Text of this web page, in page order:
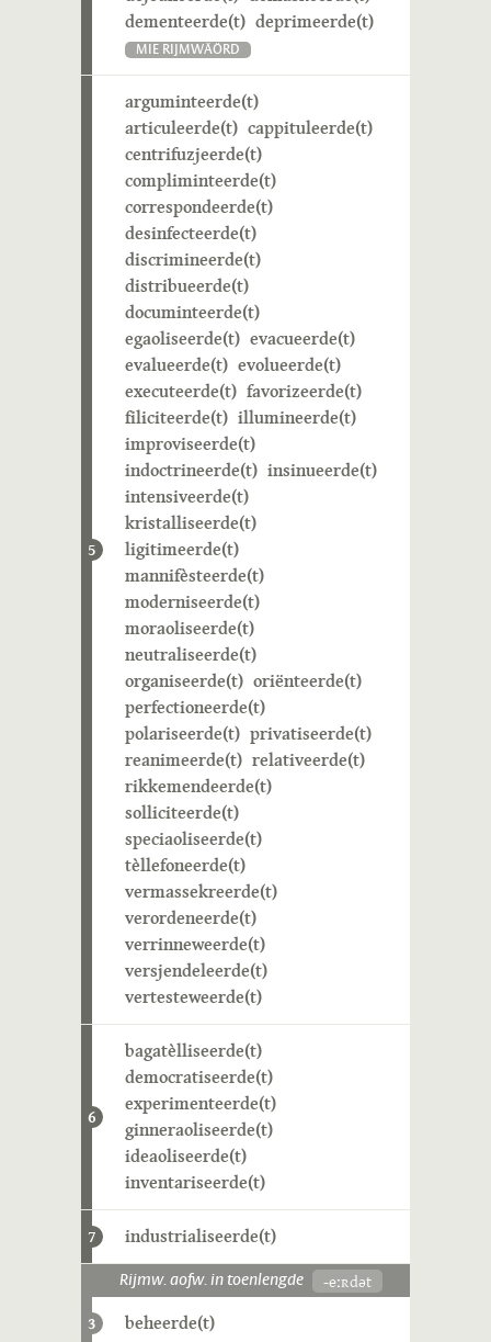
dementeerde(t) deprimeerde(t)
MIE RIJMWÄÖRD
5
arguminteerde(t)
articuleerde(t) cappituleerde(t)
centrifuzjeerde(t)
compliminteerde(t)
correspondeerde(t)
desinfecteerde(t)
discrimineerde(t)
distribueerde(t)
documinteerde(t)
egaoliseerde(t) evacueerde(t)
evalueerde(t) evolueerde(t)
executeerde(t) favorizeerde(t)
filiciteerde(t) illumineerde(t)
improviseerde(t)
indoctrineerde(t) insinueerde(t)
intensiveerde(t)
kristalliseerde(t)
ligitimeerde(t)
mannifèsteerde(t)
moderniseerde(t)
moraoliseerde(t)
neutraliseerde(t)
organiseerde(t) oriënteerde(t)
perfectioneerde(t)
polariseerde(t) privatiseerde(t)
reanimeerde(t) relativeerde(t)
rikkemendeerde(t)
solliciteerde(t)
speciaoliseerde(t)
tèllefoneerde(t)
vermassekreerde(t)
verordeneerde(t)
verrinneweerde(t)
versjendeleerde(t)
vertesteweerde(t)
6
bagatèlliseerde(t)
democratiseerde(t)
experimenteerde(t)
ginneraoliseerde(t)
ideaoliseerde(t)
inventariseerde(t)
7 industrialiseerde(t)
Rijmw. aofw. in toenlengde -eːʀdət
3 beheerde(t)